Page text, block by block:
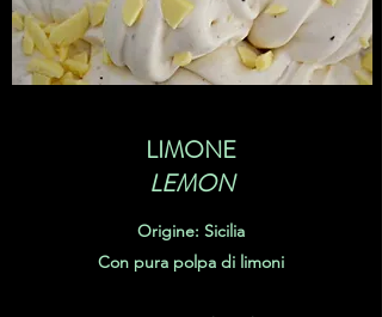
LIMONE
LEMON
Origine: Sicilia
Con pura polpa di limoni